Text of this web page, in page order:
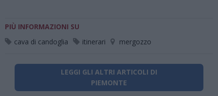
PIÙ INFORMAZIONI SU
cava di candoglia
itinerari mergozzo
LEGGI GLI ALTRI ARTICOLI DI
PIEMONTE